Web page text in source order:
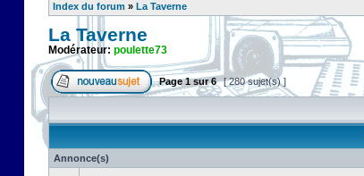
Index du forum » La Taverne
La Taverne
Modérateur: poulette73
Page1sur6 [ 280 sujet(s) ]
Annonce(s)